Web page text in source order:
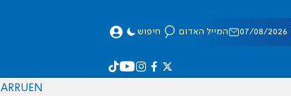
המייל האדום חיפוש
EN
RU
AR